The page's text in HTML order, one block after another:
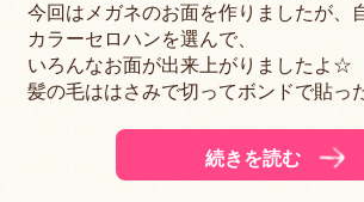
今回はメガネのお面を作りましたが、
カラーセロハンを選んで、
いろんなお面が出来上がりましたよ☆
髪の毛ははさみで切ってボンドで貼っ
続きを読む